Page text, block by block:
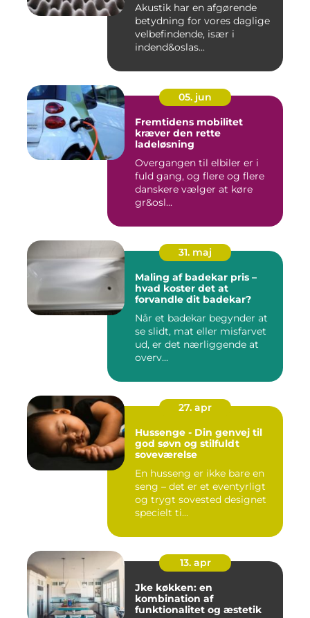
Akustik har en afgørende
betydning for vores daglige
velbefindende, især i
indend&oslas...
05. jun
Fremtidens mobilitet
kræver den rette
ladeløsning
Overgangen til elbiler er i
fuld gang, og flere og flere
danskere vælger at køre
gr&osl...
31. maj
Maling af badekar pris –
hvad koster det at
forvandle dit badekar?
Når et badekar begynder at
se slidt, mat eller misfarvet
ud, er det nærliggende at
overv...
27. apr
Hussenge - Din genvej til
god søvn og stilfuldt
soveværelse
En husseng er ikke bare en
seng – det er et eventyrligt
og trygt sovested designet
specielt ti...
13. apr
Jke køkken: en
kombination af
funktionalitet og æstetik